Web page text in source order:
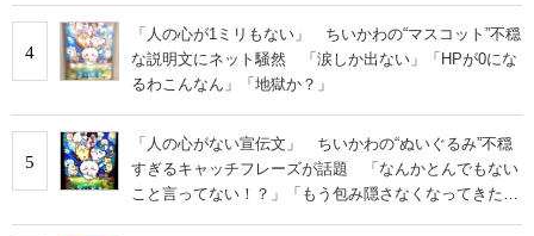
4
「人の心が1ミリもない」 ちいかわの“マスコット”不穏
な説明文にネット騒然 「涙しか出ない」「HPが0にな
るわこんなん」「地獄か？」
5
「人の心がない宣伝文」 ちいかわの“ぬいぐるみ”不穏
すぎるキャッチフレーズが話題 「なんかとんでもない
こと言ってない！？」「もう包み隠さなくなってきた